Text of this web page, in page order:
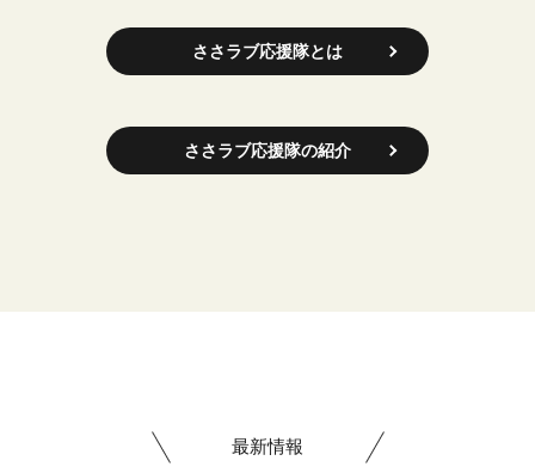
ささラブ応援隊とは
ささラブ応援隊の紹介
最新情報